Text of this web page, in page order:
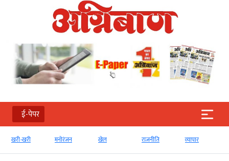
ई-पेपर
खरी-खरी मनोरंजन खेल राजनीति व्‍यापार